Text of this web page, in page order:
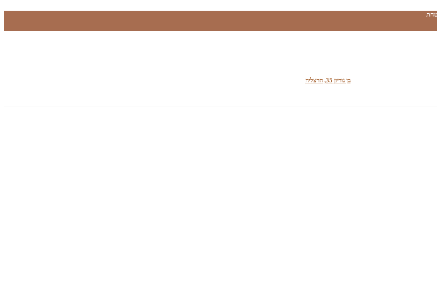
בן גוריון 35, הרצליה